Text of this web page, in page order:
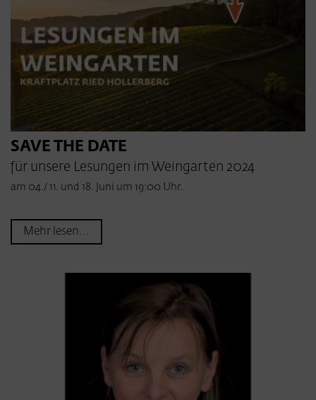
SAVE THE DATE
für unsere Lesungen im Weingarten 2024
am 04./ 11. und 18. Juni um 19:00 Uhr.
Mehr lesen...